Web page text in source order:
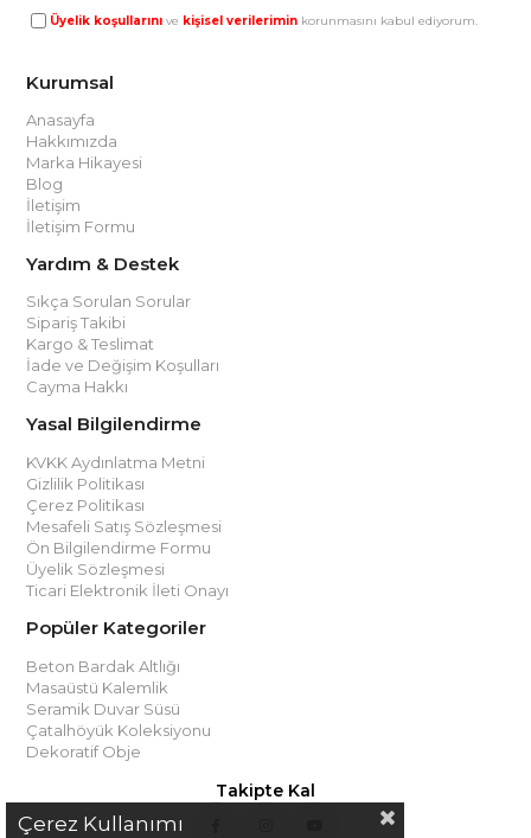
Üyelik koşullarını ve kişisel verilerimin korunmasını kabul ediyorum.
Kurumsal
Anasayfa
Hakkımızda
Marka Hikayesi
Blog
İletişim
İletişim Formu
Yardım & Destek
Sıkça Sorulan Sorular
Sipariş Takibi
Kargo & Teslimat
İade ve Değişim Koşulları
Cayma Hakkı
Yasal Bilgilendirme
KVKK Aydınlatma Metni
Gizlilik Politikası
Çerez Politikası
Mesafeli Satış Sözleşmesi
Ön Bilgilendirme Formu
Üyelik Sözleşmesi
Ticari Elektronik İleti Onayı
Popüler Kategoriler
Beton Bardak Altlığı
Masaüstü Kalemlik
Seramik Duvar Süsü
Çatalhöyük Koleksiyonu
Dekoratif Obje
Takipte Kal
Çerez Kullanımı